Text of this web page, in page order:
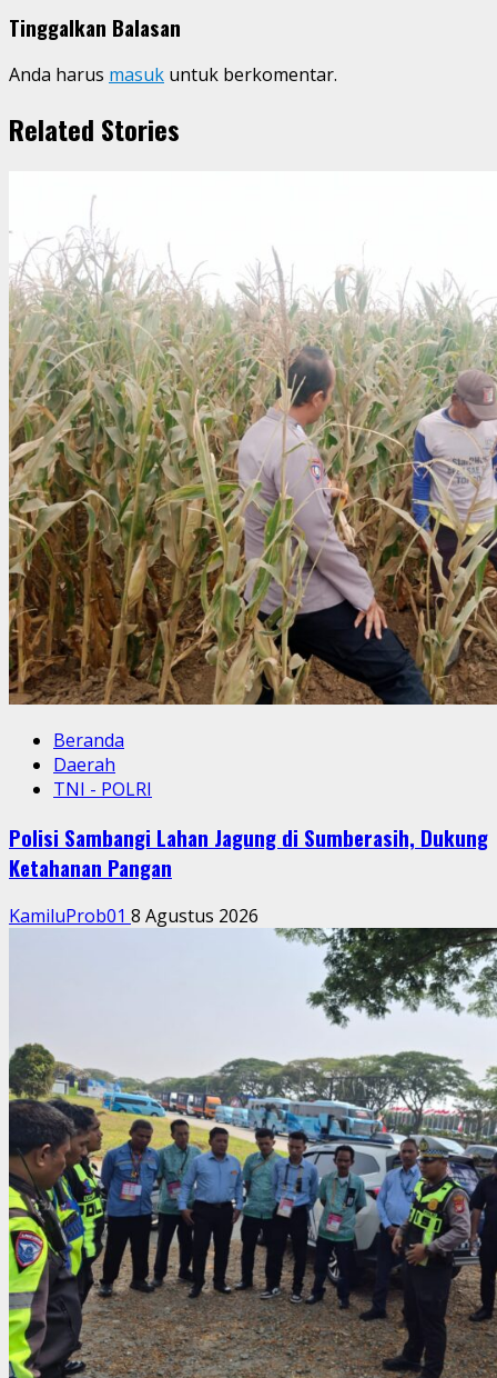
Tinggalkan Balasan
Anda harus masuk untuk berkomentar.
Related Stories
Beranda
Daerah
TNI - POLRI
Polisi Sambangi Lahan Jagung di Sumberasih, Dukung
Ketahanan Pangan
KamiluProb01 8 Agustus 2026